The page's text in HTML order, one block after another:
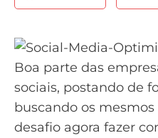
Boa parte das
sociais, postando de
buscando os
desafio agora fazer